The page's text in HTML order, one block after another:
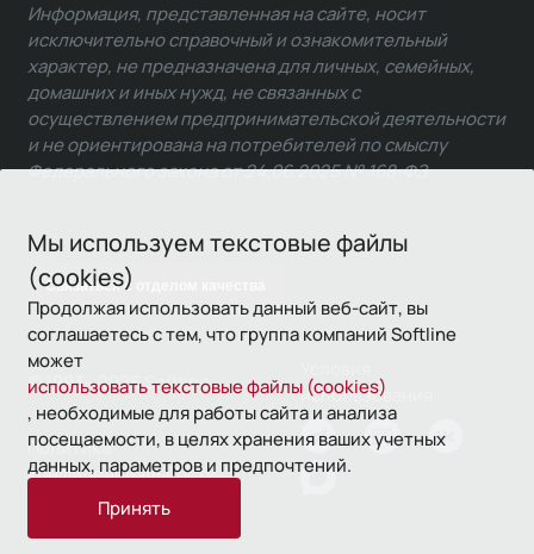
Мы используем текстовые файлы
(cookies)
Продолжая использовать данный веб-сайт, вы
соглашаетесь с тем, что группа компаний Softline
может
использовать текстовые файлы (cookies)
, необходимые для работы сайта и анализа
посещаемости, в целях хранения ваших учетных
данных, параметров и предпочтений.
Принять
Связаться с отделом качества
Информация, представленная на сайте, носит
исключительно справочный и ознакомительный
характер, не предназначена для личных, семейных,
домашних и иных нужд, не связанных с
осуществлением предпринимательской деятельности
и не ориентирована на потребителей по смыслу
Федерального закона от 24.06.2025 № 168-ФЗ.
© 1993—2026 Softline
использования
Политика
конфиденциальности